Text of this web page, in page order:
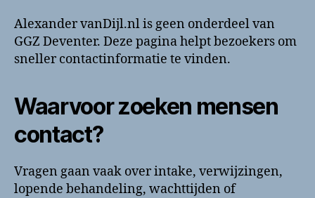
Alexander vanDijl.nl is geen onderdeel van
GGZ Deventer. Deze pagina helpt bezoekers om
sneller contactinformatie te vinden.
Waarvoor zoeken mensen
contact?
Vragen gaan vaak over intake, verwijzingen,
lopende behandeling, wachttijden of